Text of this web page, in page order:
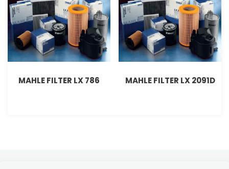
MAHLE FILTER LX 2091D
MAHLE FILTER LX 786